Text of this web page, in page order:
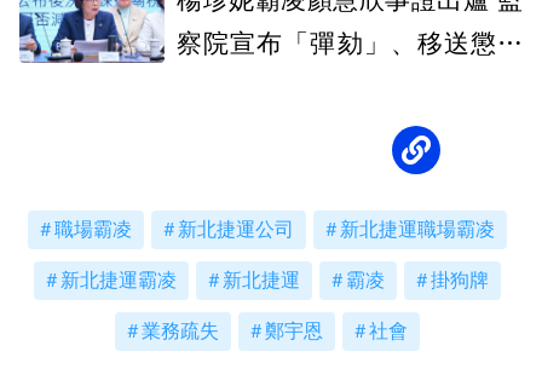
察院宣布「彈劾」、移送懲戒
職場霸凌 新北捷運公司 新北捷運職場霸凌
新北捷運霸凌 新北捷運 霸凌 掛狗牌
業務疏失 鄭宇恩 社會